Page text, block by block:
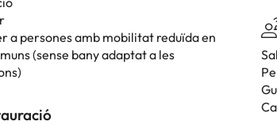
a persones amb mobilitat reduïda en
(sense bany adaptat a les